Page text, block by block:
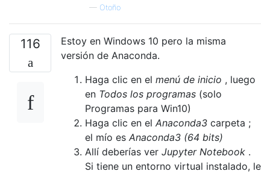
— Otoño
116
Estoy en Windows 10 pero la misma
versión de Anaconda.
Haga clic en el menú de inicio , luego
en Todos los programas (solo
Programas para Win10)
Haga clic en el Anaconda3 carpeta ;
el mío es Anaconda3 (64 bits)
Allí deberías ver Jupyter Notebook .
Si tiene un entorno virtual instalado, le